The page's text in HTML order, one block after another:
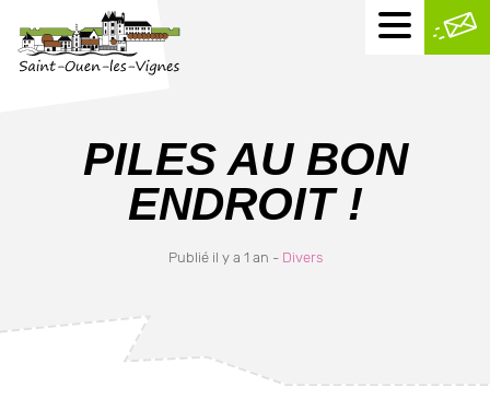
PILES AU BON
ENDROIT !
Publié il y a 1 an - Divers